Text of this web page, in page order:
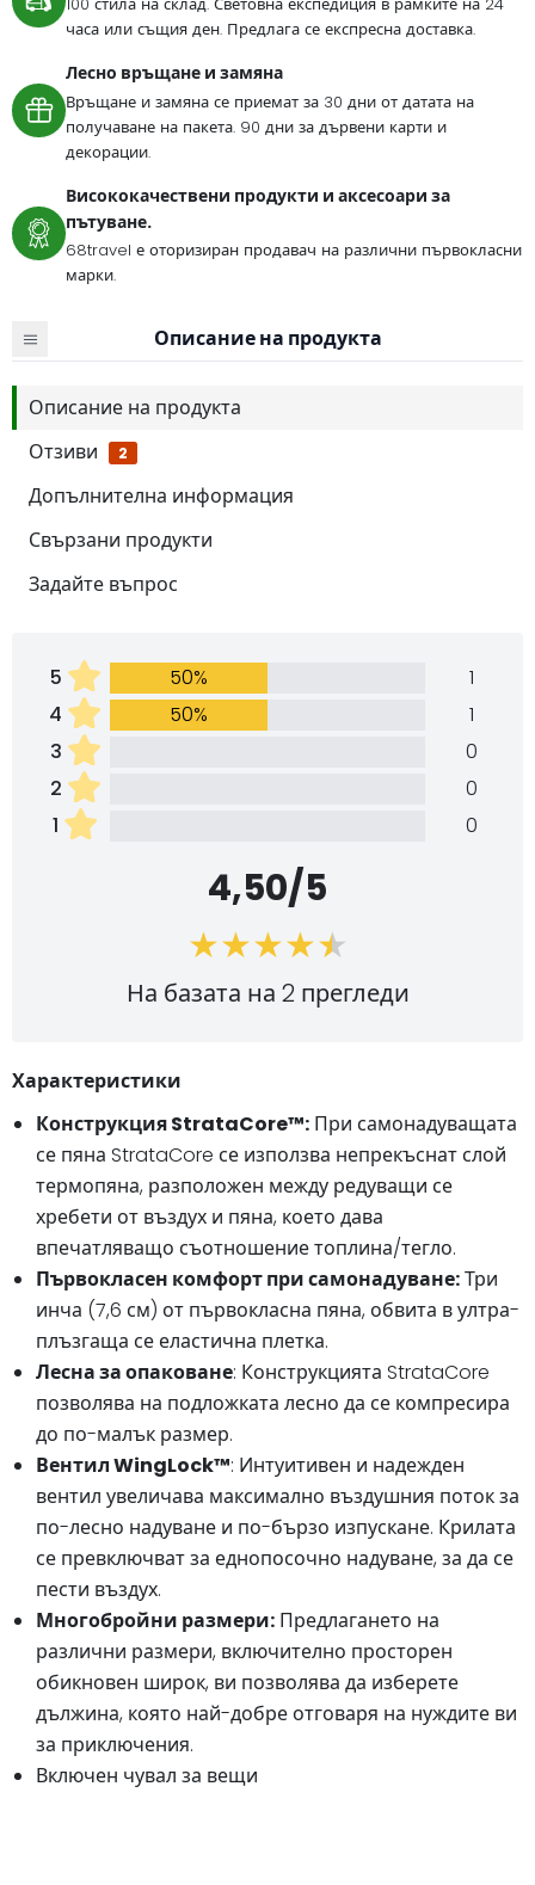
часа или същия ден. Предлага се експресна доставка.
Лесно връщане и замяна
Връщане и замяна се приемат за 30 дни от датата на
получаване на пакета. 90 дни за дървени карти и
декорации.
Висококачествени продукти и аксесоари за
пътуване.
68travel е оторизиран продавач на различни първокласни
марки.
Описание на продукта
Описание на продукта
Отзиви
2
Допълнителна информация
Свързани продукти
Задайте въпрос
5 50%
1
4
50%
1
3
0
2
0
1
0
4,50/5
На базата на 2 прегледи
Характеристики
Конструкция StrataCore™: При самонадуващата
се пяна StrataCore се използва непрекъснат слой
термопяна, разположен между редуващи се
хребети от въздух и пяна, което дава
впечатляващо съотношение топлина/тегло.
Първокласен комфорт при самонадуване:Три
инча (7,6 см) от първокласна пяна, обвита в ултра-
плъзгаща се еластична плетка.
Лесна за опаковане: Конструкцията StrataCore
позволява на подложката лесно да се компресира
до по-малък размер.
Вентил WingLock™: Интуитивен и надежден
вентил увеличава максимално въздушния поток за
по-лесно надуване и по-бързо изпускане. Крилата
се превключват за еднопосочно надуване, за да се
пести въздух.
Многобройни размери: Предлагането на
различни размери, включително просторен
обикновен широк, ви позволява да изберете
дължина, която най-добре отговаря на нуждите ви
за приключения.
Включен чувал за вещи